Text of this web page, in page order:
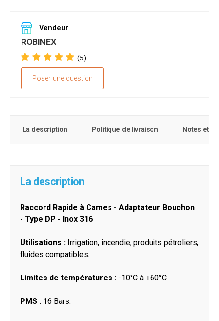
Vendeur
ROBINEX
(5)
Poser une question
La description Politique de livraison Notes et
La description
Raccord Rapide à Cames - Adaptateur Bouchon
- Type DP - Inox 316
Utilisations : Irrigation, incendie, produits pétroliers,
fluides compatibles.
Limites de températures : -10°C à +60°C
PMS : 16 Bars.